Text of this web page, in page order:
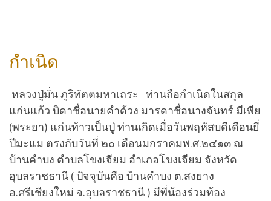
กำเนิด
หลวงปู่มั่น ภูริทัตตมหาเถระ ท่านถือกำเนิดในสกุล
แก่นแก้ว บิดาชื่อนายคำด้วง มารดาชื่อนางจันทร์ มีเพีย
(พระยา) แก่นท้าวเป็นปู่ ท่านเกิดเมื่อวันพฤหัสบดีเดือนยี่
ปีมะแม ตรงกับวันที่ ๒๐ เดือนมกราคมพ.ศ.๒๔๑๓ ณ
บ้านคำบง ตำบลโขงเจียม อำเภอโขงเจียม จังหวัด
อุบลราชธานี ( ปัจจุบันคือ บ้านคำบง ต.สงยาง
อ.ศรีเชียงใหม่ จ.อุบลราชธานี ) มีพี่น้องร่วมท้อง